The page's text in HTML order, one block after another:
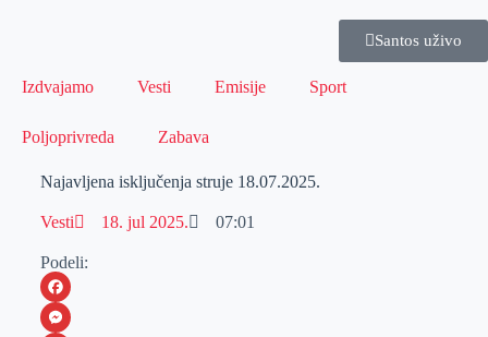
Santos uživo
Izdvajamo Vesti Emisije Sport
Poljoprivreda Zabava
Najavljena isključenja struje 18.07.2025.
Vesti 18. jul 2025. 07:01
Podeli:
F